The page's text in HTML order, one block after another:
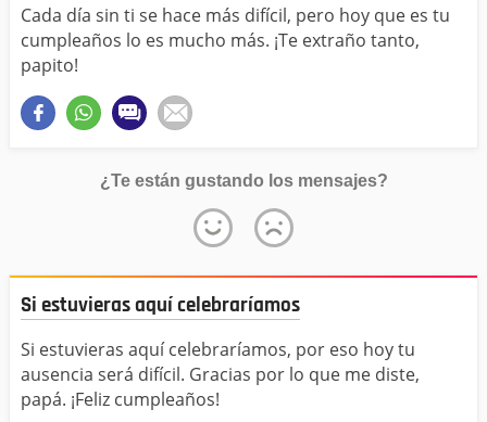
Cada día sin ti se hace más difícil, pero hoy que es tu
cumpleaños lo es mucho más. ¡Te extraño tanto,
papito!
¿Te están gustando los mensajes?
Si estuvieras aquí celebraríamos
Si estuvieras aquí celebraríamos, por eso hoy tu
ausencia será difícil. Gracias por lo que me diste,
papá. ¡Feliz cumpleaños!